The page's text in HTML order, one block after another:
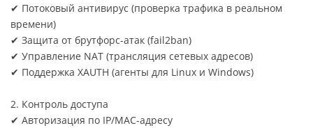
✔ Потоковый антивирус (проверка трафика в реальном
времени)
✔ Защита от брутфорс-атак (fail2ban)
✔ Управление NAT (трансляция сетевых адресов)
✔ Поддержка XAUTH (агенты для Linux и Windows)
2. Контроль доступа
✔ Авторизация по IP/MAC-адресу